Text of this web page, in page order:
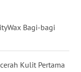
Bagi-bagi
Kulit Pertama